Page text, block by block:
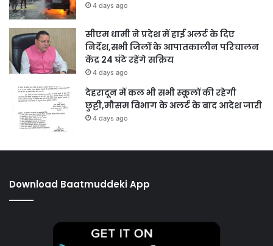
4 days ago
सीएम धामी ने प्रदेश में हाई अलर्ट के दिए
निर्देश,सभी जिलों के आपातकालीन परिचालन
केंद्र 24 घंटे रहेंगे सक्रिय
4 days ago
देहरादून में कल भी सभी स्कूलों की रहेगी
छुट्टी,मौसम विभाग के अलर्ट के बाद आदेश जारी
4 days ago
Download Baatmuddeki App